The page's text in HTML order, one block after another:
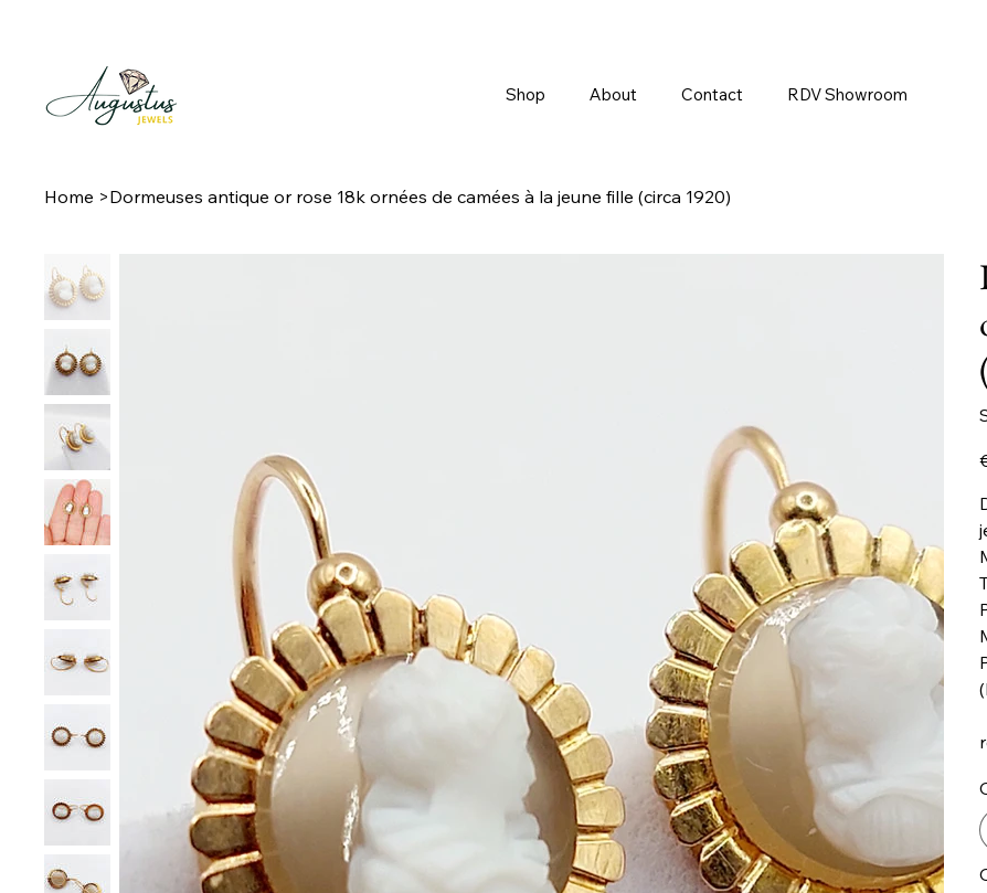
Shop About Contact RDV Showroom
Home >Dormeuses antique or rose 18k ornées de camées à la jeune fille (circa 1920)